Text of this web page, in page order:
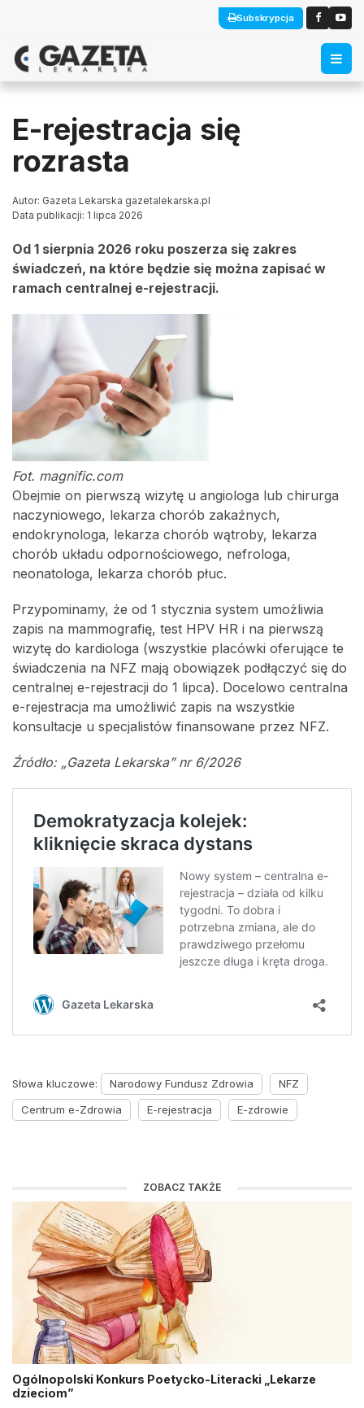
Subskrypcja
E-rejestracja się
rozrasta
Autor: Gazeta Lekarska gazetalekarska.pl
Data publikacji: 1 lipca 2026
Od 1 sierpnia 2026 roku poszerza się zakres
świadczeń, na które będzie się można zapisać w
ramach centralnej e-rejestracji.
Fot. magnific.com
Obejmie on pierwszą wizytę u angiologa lub chirurga
naczyniowego, lekarza chorób zakaźnych,
endokrynologa, lekarza chorób wątroby, lekarza
chorób układu odpornościowego, nefrologa,
neonatologa, lekarza chorób płuc.
Przypominamy, że od 1 stycznia system umożliwia
zapis na mammografię, test HPV HR i na pierwszą
wizytę do kardiologa (wszystkie placówki oferujące te
świadczenia na NFZ mają obowiązek podłączyć się do
centralnej e-rejestracji do 1 lipca). Docelowo centralna
e-rejestracja ma umożliwić zapis na wszystkie
konsultacje u specjalistów finansowane przez NFZ.
Źródło: „Gazeta Lekarska” nr 6/2026
Słowa kluczowe: Narodowy Fundusz Zdrowia
NFZ
Centrum e-Zdrowia
E-rejestracja E-zdrowie
ZOBACZ TAKŻE
Ogólnopolski Konkurs Poetycko-Literacki „Lekarze
dzieciom”